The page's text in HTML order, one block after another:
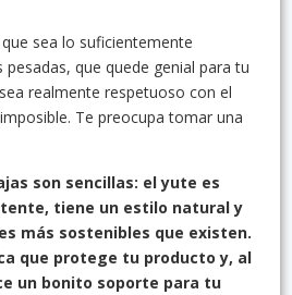
sea lo suficientemente
que quede genial para tu
realmente respetuoso con el
Te preocupa tomar una
son sencillas: el yute es
tiene un estilo natural y
más sostenibles que existen.
que protege tu producto y, al
un bonito soporte para tu